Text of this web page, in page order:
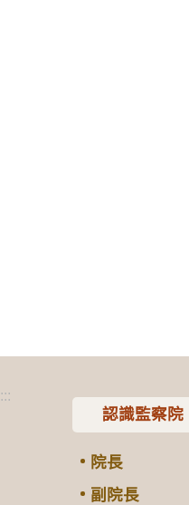
:::
認識監察院
院長
副院長